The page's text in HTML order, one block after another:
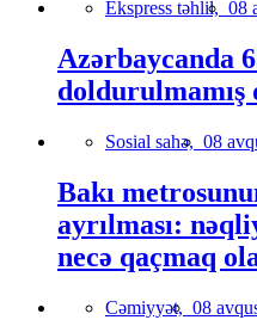
Ekspress təhlil, 08
Azərbaycanda
doldurulmamış
Sosial sahə, 08
Bakı
ayrılması:
necə qaçmaq
Cəmiyyət, 08